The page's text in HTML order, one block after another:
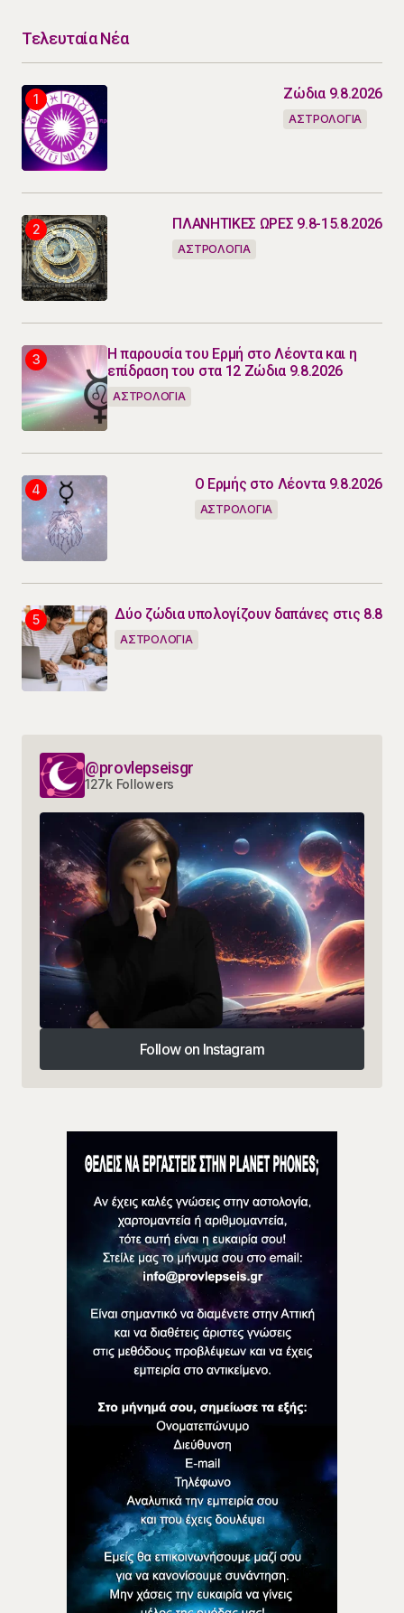
Τελευταία Νέα
Ζώδια 9.8.2026
ΑΣΤΡΟΛΟΓΙΑ
ΠΛΑΝΗΤΙΚΕΣ ΩΡΕΣ 9.8-15.8.2026
ΑΣΤΡΟΛΟΓΙΑ
Η παρουσία του Ερμή στο Λέοντα και η
επίδραση του στα 12 Ζώδια 9.8.2026
ΑΣΤΡΟΛΟΓΙΑ
Ο Ερμής στο Λέοντα 9.8.2026
ΑΣΤΡΟΛΟΓΙΑ
Δύο ζώδια υπολογίζουν δαπάνες στις 8.8
ΑΣΤΡΟΛΟΓΙΑ
@provlepseisgr
127k Followers
Follow on Instagram
Follow on Instagram